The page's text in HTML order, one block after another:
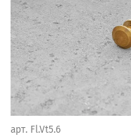
арт. Fl.Vt5.6